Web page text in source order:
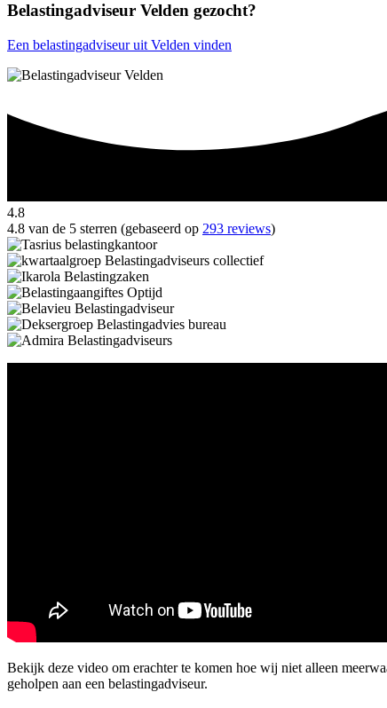
Belastingadviseur Velden gezocht?
Een belastingadviseur uit Velden vinden
4.8
4.8 van de 5 sterren (gebaseerd op 293 reviews)
Bekijk deze video om erachter te komen hoe wij niet alleen
geholpen aan een belastingadviseur.